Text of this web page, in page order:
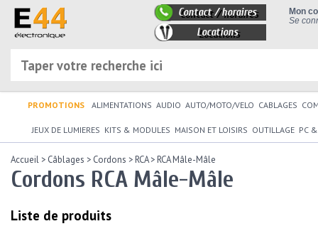
Mon
Se
Contact / horaires
Locations
PROMOTIONS ALIMENTATIONS AUDIO AUTO/MOTO/VELO CABLAGES
JEUX DE LUMIERES KITS & MODULES MAISON ET LOISIRS OUTILLAGE PC
Accueil > Câblages > Cordons >RCA>RCA Mâle-Mâle
Cordons RCA Mâle-Mâle
Liste de produits